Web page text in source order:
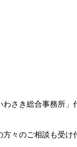
さき総合事務所」
々のご相談も受け